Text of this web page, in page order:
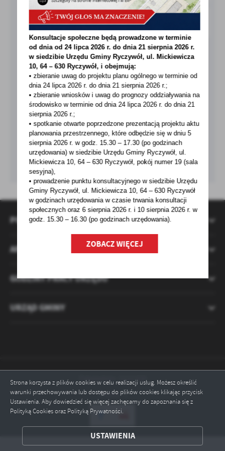
Strona korzysta z plików cookies w celu realizacji usług. Możesz określić
warunki przechowywania lub dostępu do plików cookies klikając przycisk
Ustawienia. Aby dowiedzieć się więcej zachęcamy do zapoznania się z
Polityką Cookies oraz Polityką Prywatności.
USTAWIENIA
treści w postaci wiadomości, ofert, komunikatów mediów
społecznościowych.
ZAPISZ WYBRANE
POMOCNE LINKI
APLIKACJA MIESZKANIECINFO
GODZINY PRACY URZĘDU
URZĄD GMINY
Odwiedzin: 2121320
Online: 1
Konsultacje społeczne będą prowadzone w terminie
od dnia od 24 lipca 2026 r. do dnia 21 sierpnia 2026 r.
w siedzibie Urzędu Gminy Ryczywół, ul. Mickiewicza
10, 64 – 630 Ryczywół, i obejmują:
• zbieranie uwag do projektu planu ogólnego w terminie od
dnia 24 lipca 2026 r. do dnia 21 sierpnia 2026 r.;
• zbieranie wniosków i uwag do prognozy oddziaływania na
środowisko w terminie od dnia 24 lipca 2026 r. do dnia 21
sierpnia 2026 r.;
• spotkanie otwarte poprzedzone prezentacją projektu aktu
planowania przestrzennego, które odbędzie się w dniu 5
sierpnia 2026 r.w godz. 15.30 – 17.30 (po godzinach
urzędowania) w siedzibie Urzędu Gminy Ryczywół, ul.
Mickiewicza 10, 64 – 630 Ryczywół, pokójnumer 19 (sala
sesyjna),
• prowadzenie punktu konsultacyjnego w siedzibie Urzędu
Gminy Ryczywół, ul. Mickiewicza 10, 64 – 630 Ryczywół
w godzinachurzędowania w czasie trwania konsultacji
społecznych oraz 6 sierpnia 2026 r. i 10 sierpnia 2026 r. w
godz. 15.30 – 16.30 (po godzinachurzędowania).
ZOBACZ WIĘCEJ